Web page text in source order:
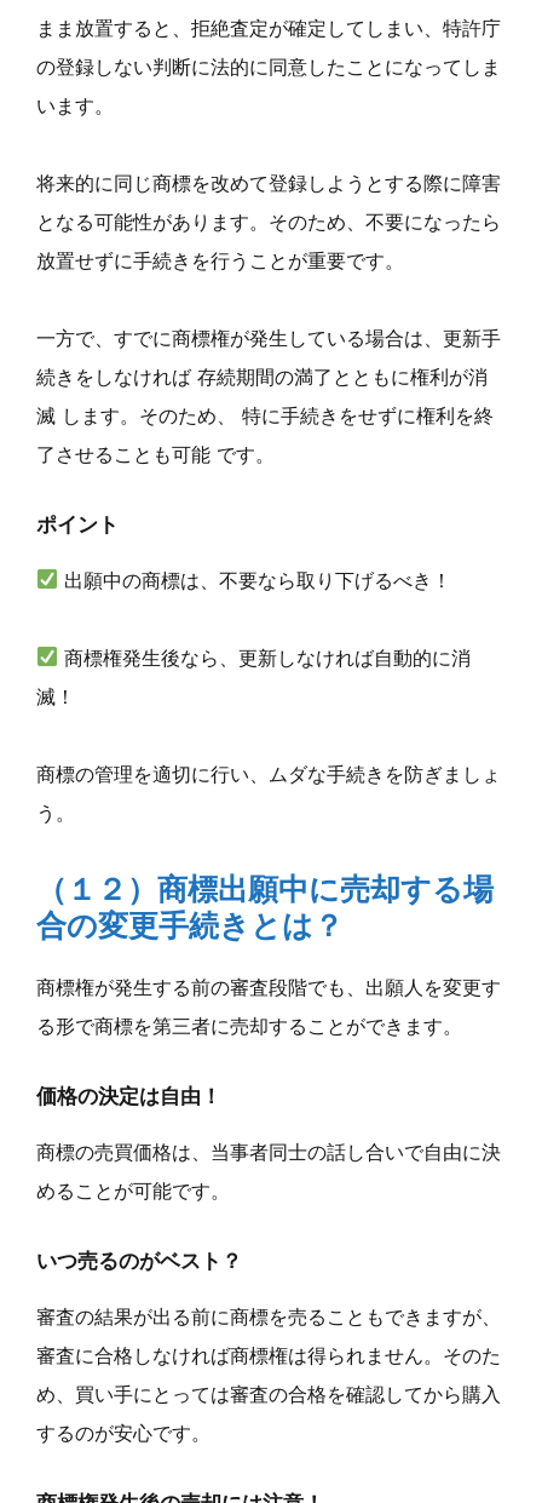
まま放置すると、拒絶査定が確定してしまい、特許庁
の登録しない判断に法的に同意したことになってしま
います。
将来的に同じ商標を改めて登録しようとする際に障害
となる可能性があります。そのため、不要になったら
放置せずに手続きを行うことが重要です。
一方で、すでに商標権が発生している場合は、更新手
続きをしなければ 存続期間の満了とともに権利が消
滅 します。そのため、 特に手続きをせずに権利を終
了させることも可能 です。
ポイント
出願中の商標は、不要なら取り下げるべき！
商標権発生後なら、更新しなければ自動的に消
滅！
商標の管理を適切に行い、ムダな手続きを防ぎましょ
う。
（１２）商標出願中に売却する場
合の変更手続きとは？
商標権が発生する前の審査段階でも、出願人を変更す
る形で商標を第三者に売却することができます。
価格の決定は自由！
商標の売買価格は、当事者同士の話し合いで自由に決
めることが可能です。
いつ売るのがベスト？
審査の結果が出る前に商標を売ることもできますが、
審査に合格しなければ商標権は得られません。そのた
め、買い手にとっては審査の合格を確認してから購入
するのが安心です。